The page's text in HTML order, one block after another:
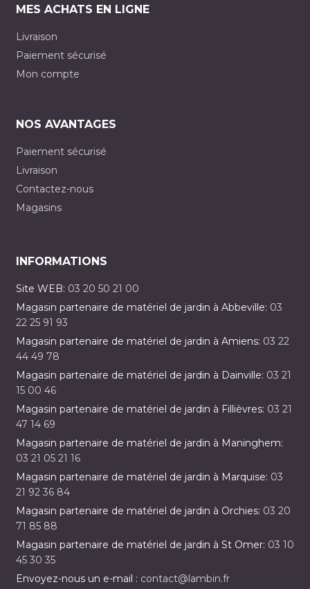
MES ACHATS EN LIGNE
Livraison
Paiement sécurisé
Mon compte
NOS AVANTAGES
Paiement sécurisé
Livraison
Contactez-nous
Magasins
INFORMATIONS
Site WEB: 03 20 50 21 00
Magasin partenaire de matériel de jardin à Abbeville: 03
22 25 91 93
Magasin partenaire de matériel de jardin à Amiens: 03 22
44 49 78
Magasin partenaire de matériel de jardin à Dainville: 03 21
15 00 46
Magasin partenaire de matériel de jardin à Fillièvres: 03 21
47 14 69
Magasin partenaire de matériel de jardin à Maninghem:
03 21 05 21 16
Magasin partenaire de matériel de jardin à Marquise: 03
21 92 36 84
Magasin partenaire de matériel de jardin à Orchies: 03 20
71 85 88
Magasin partenaire de matériel de jardin à St Omer: 03 10
45 30 35
Envoyez-nous un e-mail : contact@lambin.fr